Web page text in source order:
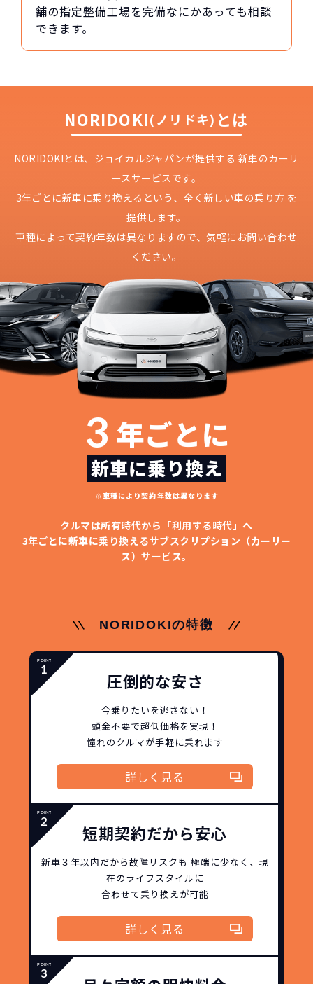
舗の指定整備工場を完備なにかあっても相談
できます。
NORIDOKI(ノリドキ) とは
NORIDOKIとは、ジョイカルジャパンが提供する 新車のカーリ
ースサービスです。
3年ごとに新車に乗り換えるという、 全く新しい車の乗り方 を
提供します。
車種によって契約年数は異なりますので、気軽にお問い合わせ
ください。
3 年ごとに
新車に乗り換え
※車種により契約年数は異なります
クルマは所有時代から「利用する時代」へ
3年ごとに新車に乗り換えるサブスクリプション（カーリー
ス）サービス。
NORIDOKIの特徴
圧倒的な安さ
今乗りたいを逃さない！
頭金不要で超低価格を実現！
憧れのクルマが手軽に乗れます
詳しく見る
短期契約だから安心
新車３年以内だから故障リスクも 極端に少なく、 現
在のライフスタイルに
合わせて乗り換えが可能
詳しく見る
どこよりも安くご契約いただけます！
NORIDOKIは高残価設定を実現！
頭金不要で超低価格！憧れのクルマが手軽に乗れ
ます！
安さの秘密
短期間だから安心！
NORIDOKIなら短期リースでも安いんです！
に新車なので故障の心配がありませんし、急なラ
イフスタイルの変化にも対応が可能です。
月々定額料金で安心
NORIDOKIなら頭金・ボーナス払い・諸経費・税
金など一切不要！月々「定額料金」をお支払い
いただくだけでご利用いただけます。